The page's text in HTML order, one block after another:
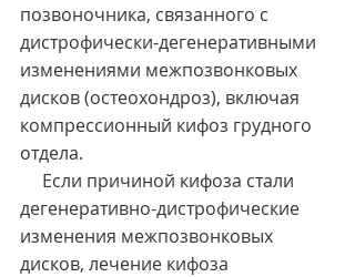
позвоночника, связанного с
дистрофически-дегенеративными
изменениями межпозвонковых
дисков (остеохондроз), включая
компрессионный кифоз грудного
отдела.
дегенеративно-дистрофические
изменения межпозвонковых
дисков, лечение кифоза